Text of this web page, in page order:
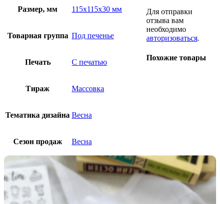
Размер, мм 115х115х30 мм
Товарная группа Под печенье
Печать С печатью
Тираж Массовка
Тематика дизайна Весна
Сезон продаж Весна
Для отправки
отзыва вам
необходимо
авторизоваться.
Похожие товары